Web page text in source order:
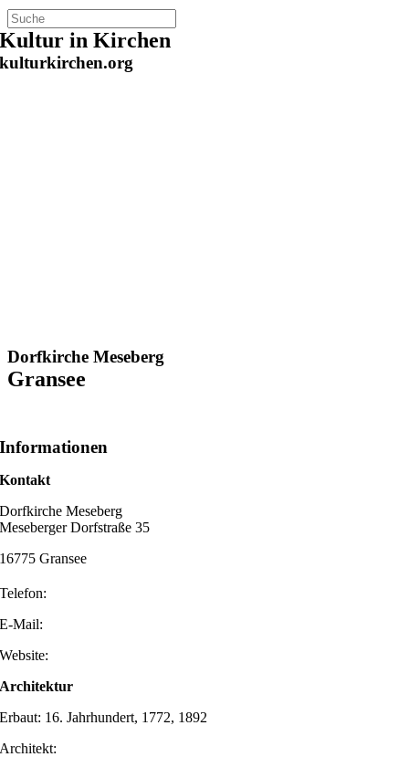
Zum
Inhalt
springen
Kultur in Kirchen
kulturkirchen.org
Dorfkirche Meseberg
Gransee
Informationen
Kontakt
Dorfkirche Meseberg
Meseberger Dorfstraße 35
16775 Gransee
Telefon:
E-Mail:
Website:
Architektur
Erbaut: 16. Jahrhundert, 1772, 1892
Architekt: